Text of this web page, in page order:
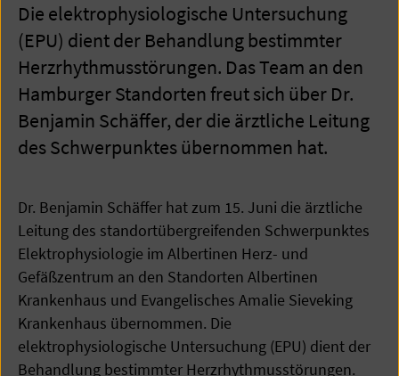
Die elektrophysiologische Untersuchung
(EPU) dient der Behandlung bestimmter
Herzrhythmusstörungen. Das Team an den
Hamburger Standorten freut sich über Dr.
Benjamin Schäffer, der die ärztliche Leitung
des Schwerpunktes übernommen hat.
Dr. Benjamin Schäffer hat zum 15. Juni die ärztliche
Leitung des standortübergreifenden Schwerpunktes
Elektrophysiologie im Albertinen Herz- und
Gefäßzentrum an den Standorten Albertinen
Krankenhaus und Evangelisches Amalie Sieveking
Krankenhaus übernommen. Die
elektrophysiologische Untersuchung (EPU) dient der
Behandlung bestimmter Herzrhythmusstörungen.